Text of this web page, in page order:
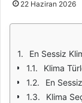
22 Haziran 2026
En Sessiz
Klima
En
Klima